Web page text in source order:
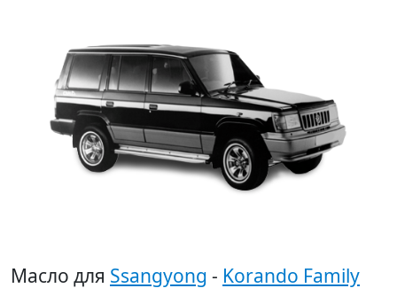
Масло для Ssangyong - Korando Family